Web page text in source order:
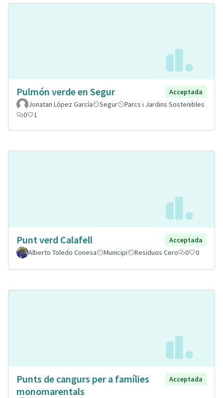
Pulmón verde en Segur
Acceptada
Jonatan López García
Segur
Parcs i Jardins Sostenibles
0
1
Punt verd Calafell
Acceptada
Alberto Toledo Conesa
Municipi Residuos Cero 0 0
Punts de cangurs per a famílies
monomarentals
Acceptada